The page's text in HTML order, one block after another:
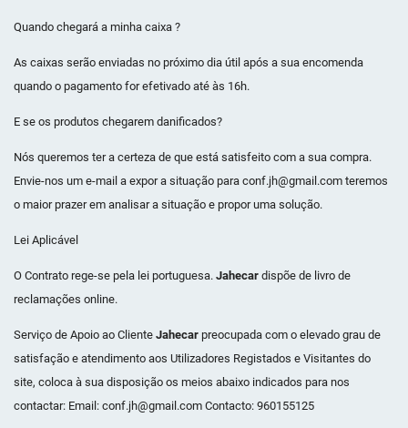
Quando chegará a minha caixa ?
As caixas serão enviadas no próximo dia útil após a sua encomenda
quando o pagamento for efetivado até às 16h.
E se os produtos chegarem danificados?
Nós queremos ter a certeza de que está satisfeito com a sua compra.
Envie-nos um e-mail a expor a situação para conf.jh@gmail.com teremos
o maior prazer em analisar a situação e propor uma solução.
Lei Aplicável
O Contrato rege-se pela lei portuguesa. Jahecardispõe de livro de
reclamações online.
Serviço de Apoio ao Cliente Jahecarpreocupada com o elevado grau de
satisfação e atendimento aos Utilizadores Registados e Visitantes do
site, coloca à sua disposição os meios abaixo indicados para nos
contactar: Email: conf.jh@gmail.com Contacto: 960155125